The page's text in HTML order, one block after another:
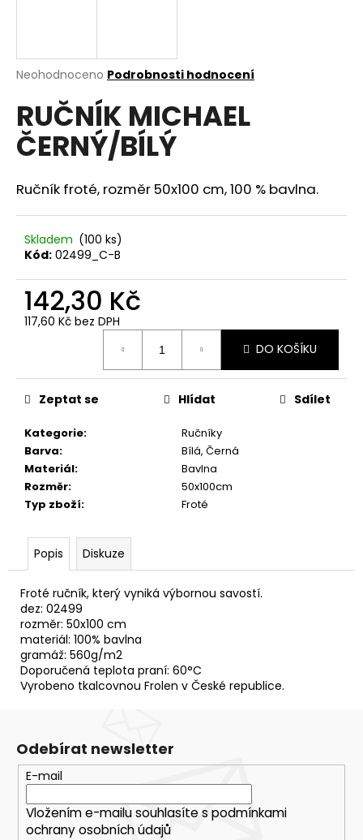
Průměrné
produktu
je
0,0
z
hvězdiček.
Neohodnoceno Podrobnosti hodnocení
RUČNÍK MICHAEL
ČERNÝ/BÍLÝ
Ručník froté, rozměr 50x100 cm, 100 % bavlna.
Skladem (100 ks)
Kód: 02499_C-B
142,30 Kč
117,60 Kč bez DPH
DO KOŠÍKU
Kategorie:
Ručníky
Barva:
Bílá, Černá
Materiál:
Bavlna
Rozměr:
50x100cm
Typ zboží: Froté
Zeptat se Hlídat Sdílet
Popis Diskuze
Froté ručník, který vyniká výbornou savostí.
dez: 02499
rozměr: 50x100 cm
materiál: 100% bavlna
gramáž: 560g/m2
Doporučená teplota praní: 60°C
Vyrobeno tkalcovnou Frolen v České republice.
í
t
?
HLEDAT
D
o
p
o
u
m
e
OSUŠKA
HLADKÁ
264,30
Kč
Odebírat newsletter
E-mail
Vložením e-mailu souhlasíte s podmínkami
ochrany osobních údajů